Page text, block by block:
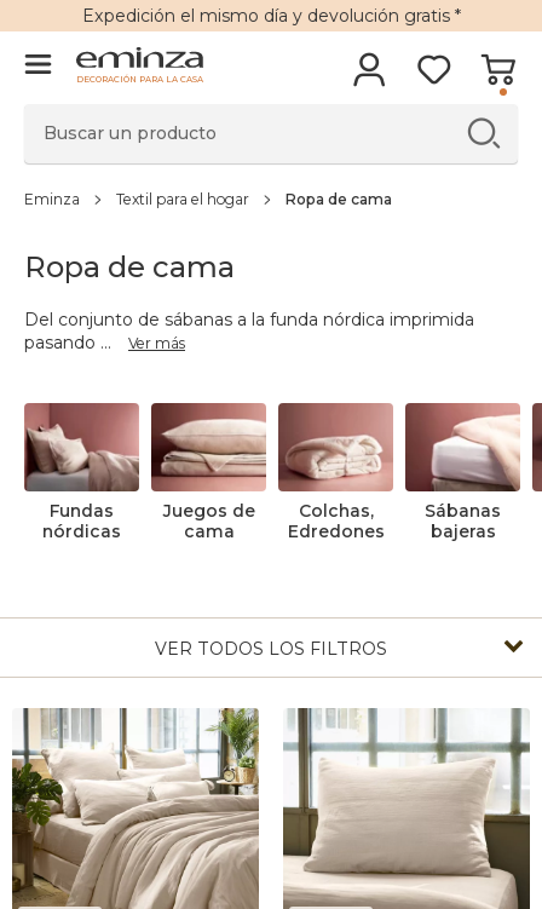
Expedición el mismo día y devolución gratis*
DECORACIÓN PARA LA CASA
Eminza Textil para el hogar Ropa de cama
Ropa de cama
Del conjunto de sábanas a la funda nórdica imprimida
pasando ... Ver más
Fundas
nórdicas
Juegos de
cama
Colchas,
Edredones
Sábanas
bajeras
VER TODOS LOS FILTROS